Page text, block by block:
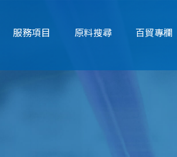
服務項目 原料搜尋 百貿專欄